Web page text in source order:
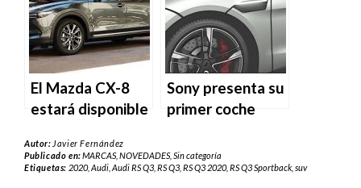
El Mazda CX-8
estará disponible
noviembre
Sony presenta su
primer coche
Autor: Javier Fernández
Publicado en:MARCAS,NOVEDADES,Sin categoría
Etiquetas: 2020, Audi, Audi RS Q3, RS Q3, RS Q3 2020, RS Q3 Sportback, suv